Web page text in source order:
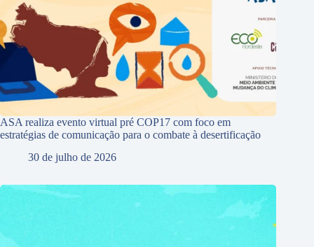
ASA realiza evento virtual pré COP17 com foco em
estratégias de comunicação para o combate à desertificação
30 de julho de 2026